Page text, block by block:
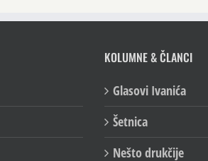
KOLUMNE & ČLANCI
Glasovi Ivanića
Šetnica
Nešto drukčije